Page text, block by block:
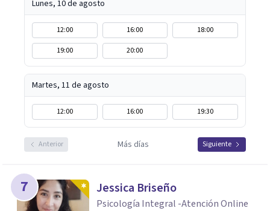
Lunes, 10 de agosto
12:00 16:00
18:00
19:00
20:00
Martes, 11 de agosto
12:00 16:00 19:30
Anterior Más días Siguiente
7 Jessica Briseño
Psicología Integral -Atención Online